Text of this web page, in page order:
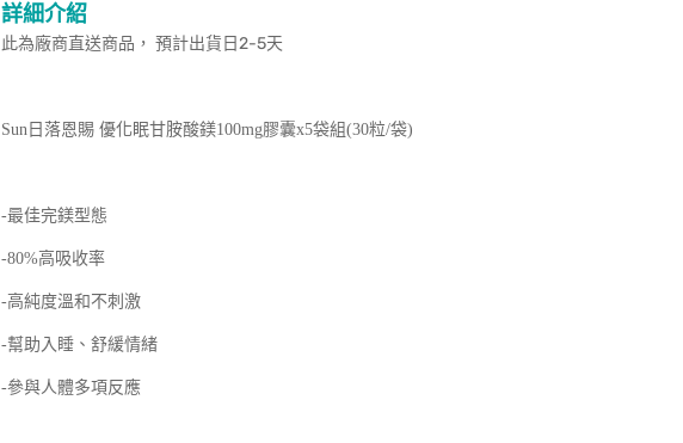
詳細介紹
此為廠商直送商品， 預計出貨日2-5天
Sun日落恩賜 優化眠甘胺酸鎂100mg膠囊x5袋組(30粒/袋)
-最佳完鎂型態
-80%高吸收率
-高純度溫和不刺激
-幫助入睡、舒緩情緒
-參與人體多項反應